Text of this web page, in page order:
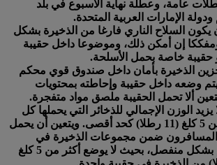
عامة، وعطلة نهاية الأسبوع في بلد
ودولة الإمارات العربية المتحدة.
يكون السلاح الناري فارغا من الذخيرة بشكل
إن أمكن ذلك، وموضوعا داخل حقيبة
حقيبة خاصة بحمل الأسلحة.
الذخيرة بأمان داخل صندوق قوي محكم
يتم وضعه داخل حقيبة وإحاطته بمحتويات
ألا تحمل الحقيبة ملصق مواد متفجرة.
يزيد الوزن الإجمالي للذخائر التي يحملها كل
عميل عن 5 كلغ (11 رطلا) كحد أقصى. ويتعين أن يحمل
المسافرون ضمن مجموعات الذخيرة في
حقائبهم بشكل منفصل، بحيث لا يوضع أكثر من 5 كلغ